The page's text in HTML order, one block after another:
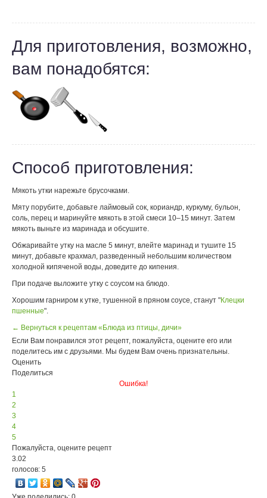
Для приготовления, возможно,
вам понадобятся:
Способ приготовления:
Мякоть утки нарежьте брусочками.
Мяту порубите, добавьте лаймовый сок, кориандр, куркуму, бульон,
соль, перец и маринуйте мякоть в этой смеси 10–15 минут. Затем
мякоть выньте из маринада и обсушите.
Обжаривайте утку на масле 5 минут, влейте маринад и тушите 15
минут, добавьте крахмал, разведенный небольшим количеством
холодной кипяченой воды, доведите до кипения.
При подаче выложите утку с соусом на блюдо.
Хорошим гарниром к утке, тушенной в пряном соусе, станут "Клецки
пшенные".
← Вернуться к рецептам «Блюда из птицы, дичи»
Если Вам понравился этот рецепт, пожалуйста, оцените его или
поделитесь им с друзьями. Мы будем Вам очень признательны.
Оценить
Поделиться
Ошибка!
1
2
3
4
5
Пожалуйста, оцените рецепт
3.02
голосов: 5